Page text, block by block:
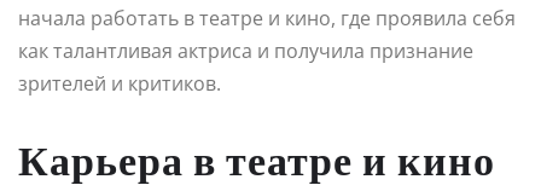
начала работать в театре и кино, где проявила себя
как талантливая актриса и получила признание
зрителей и критиков.
Карьера в театре и кино